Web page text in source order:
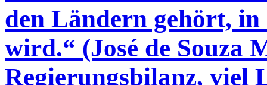
den Ländern gehört, in
wird.“ (José de Souza
Regierungsbilanz, viel